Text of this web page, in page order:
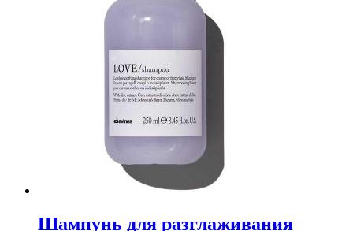
Шампунь для разглаживания